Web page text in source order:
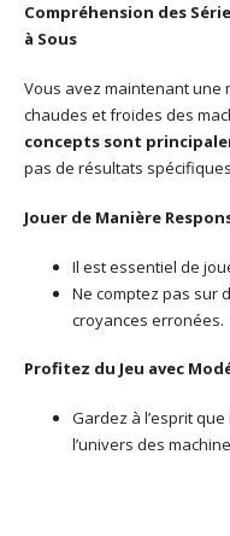
Compréhension des
à Sous
Vous avez maintenant une
chaudes et froides des
concepts sont
pas de résultats
Jouer de Manière
Il est essentiel de
Ne comptez pas sur
croyances erronées.
Profitez du Jeu avec
Gardez à l’esprit
l’univers des